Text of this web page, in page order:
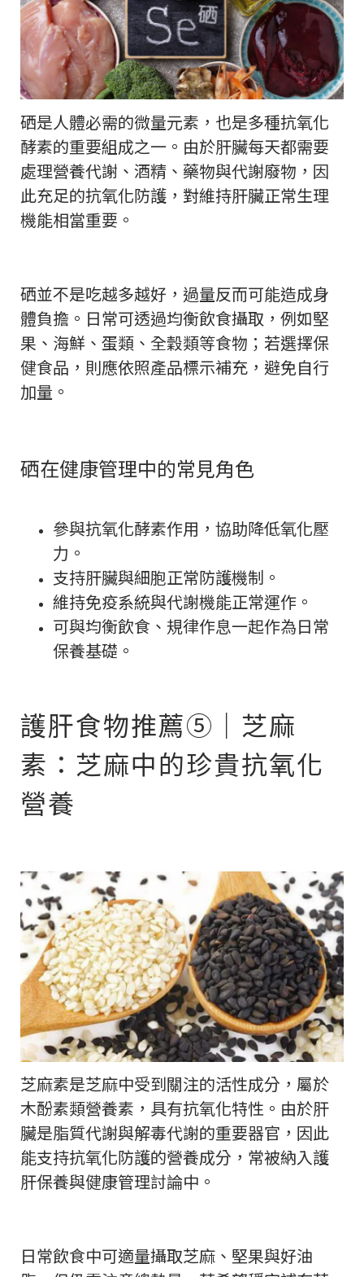
硒是人體必需的微量元素，也是多種抗氧化
酵素的重要組成之一。由於肝臟每天都需要
處理營養代謝、酒精、藥物與代謝廢物，因
此充足的抗氧化防護，對維持肝臟正常生理
機能相當重要。
硒並不是吃越多越好，過量反而可能造成身
體負擔。日常可透過均衡飲食攝取，例如堅
果、海鮮、蛋類、全穀類等食物；若選擇保
健食品，則應依照產品標示補充，避免自行
加量。
硒在健康管理中的常見角色
參與抗氧化酵素作用，協助降低氧化壓
力。
支持肝臟與細胞正常防護機制。
維持免疫系統與代謝機能正常運作。
可與均衡飲食、規律作息一起作為日常
保養基礎。
護肝食物推薦⑤｜芝麻
素：芝麻中的珍貴抗氧化
營養
芝麻素是芝麻中受到關注的活性成分，屬於
木酚素類營養素，具有抗氧化特性。由於肝
臟是脂質代謝與解毒代謝的重要器官，因此
能支持抗氧化防護的營養成分，常被納入護
肝保養與健康管理討論中。
日常飲食中可適量攝取芝麻、堅果與好油